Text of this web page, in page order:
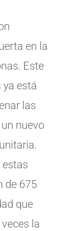
en la
Este
ya está
las
nuevo
de 675
que
la